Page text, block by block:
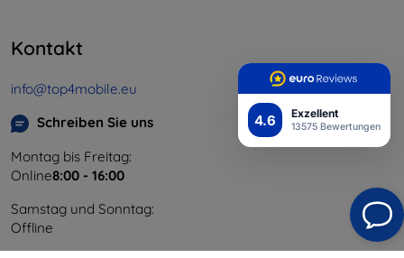
4.6 Exzellent
13575 Bewertungen
Kontakt
info@top4mobile.eu
Schreiben Sie uns
Montag bis Freitag:
Online8:00 - 16:00
Samstag und Sonntag:
Offline